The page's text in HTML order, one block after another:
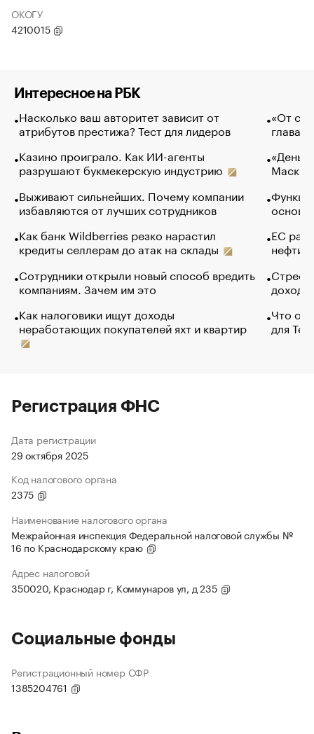
ОКОГУ
4210015
Интересное на РБК
Насколько ваш авторитет зависит от
атрибутов престижа? Тест для лидеров
Казино проиграло. Как ИИ-агенты
разрушают букмекерскую индустрию
Выживают сильнейших. Почему компании
избавляются от лучших сотрудников
Как банк Wildberries резко нарастил
кредиты селлерам до атак на склады
Сотрудники открыли новый способ вредить
компаниям. Зачем им это
Как налоговики ищут доходы
неработающих покупателей яхт и квартир
«От
глава
Маск в
основ
ЕС
нефти
Что
для
Регистрация ФНС
Дата регистрации
29 октября 2025
Код налогового органа
2375
Наименование налогового органа
Межрайонная инспекция Федеральной налоговой службы №
16 по Краснодарскому краю
Адрес налоговой
350020, Краснодар г, Коммунаров ул, д 235
Социальные фонды
Регистрационный номер СФР
1385204761